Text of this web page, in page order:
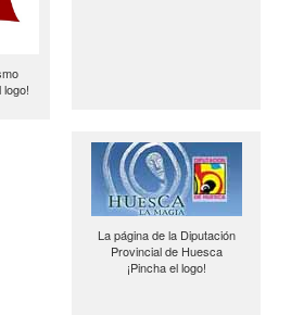
logo!
La página de la Diputación
Provincial de Huesca
¡Pincha el logo!